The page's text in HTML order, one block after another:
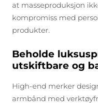
at masseproduksjon
kompromiss med
produkter.
Beholde
utskiftbare og
High-end merker
armbånd med